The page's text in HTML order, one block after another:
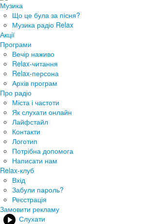
Музика
Що це була за пісня?
Музика радіо Relax
Акції
Програми
Вечір наживо
Relax-читання
Relax-персона
Архів програм
Про радіо
Міста і частоти
Як слухати онлайн
Лайфстайл
Контакти
Логотип
Потрібна допомога
Написати нам
Relax-клуб
Вхід
Забули пароль?
Реєстрація
Замовити рекламу
Слухати